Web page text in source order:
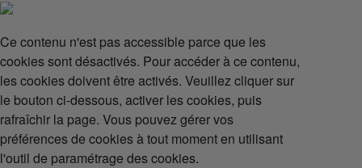
Ce contenu n'est pas accessible parce que les
cookies sont désactivés. Pour accéder à ce contenu,
les cookies doivent être activés. Veuillez cliquer sur
le bouton ci-dessous, activer les cookies, puis
rafraîchir la page. Vous pouvez gérer vos
préférences de cookies à tout moment en utilisant
l'outil de paramétrage des cookies.